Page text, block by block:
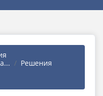
Решения